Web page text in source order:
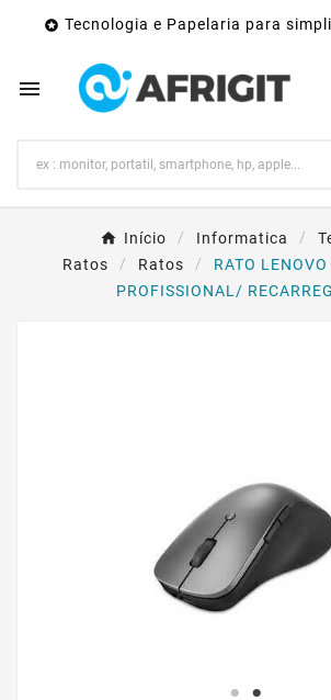
 Tecnologia e Papelaria para

Início Informatica
Ratos
Ratos
RATO
PROFISSIONAL/